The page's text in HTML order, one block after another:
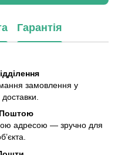
Гарантія
замовлення у
Поштою
адресою — зручно для